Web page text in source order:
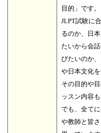
目的」です。
JLPT試験に
るのか、日
たいから会
びたいのか
や日本文化
その目的や
ッスン内容
でも、全て
や教師と皆